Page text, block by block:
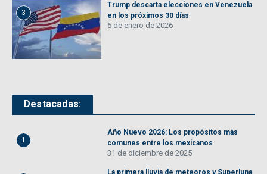
3
Trump descarta elecciones en Venezuela
en los próximos 30 días
6 de enero de 2026
Destacadas:
1
Año Nuevo 2026: Los propósitos más
comunes entre los mexicanos
31 de diciembre de 2025